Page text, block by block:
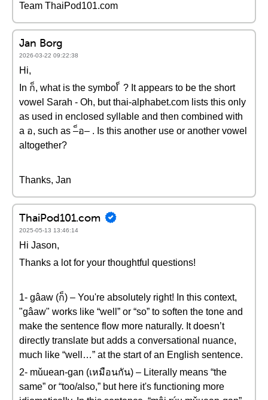
Team ThaiPod101.com
Jan Borg
2026-03-22 09:22:38
Hi,
In ก็, what is the symbol ็ ? It appears to be the short
vowel Sarah - Oh, but thai-alphabet.com lists this only
as used in enclosed syllable and then combined with
a อ, such as –็อ– . Is this another use or another vowel
altogether?
Thanks, Jan
ThaiPod101.com
2025-05-13 13:46:14
Hi Jason,
Thanks a lot for your thoughtful questions!
1- gâaw (ก็) – You're absolutely right! In this context,
"gâaw" works like “well” or “so” to soften the tone and
make the sentence flow more naturally. It doesn’t
directly translate but adds a conversational nuance,
much like “well…” at the start of an English sentence.
2- mǔuean-gan (เหมือนกัน) – Literally means “the
same” or “too/also,” but here it's functioning more